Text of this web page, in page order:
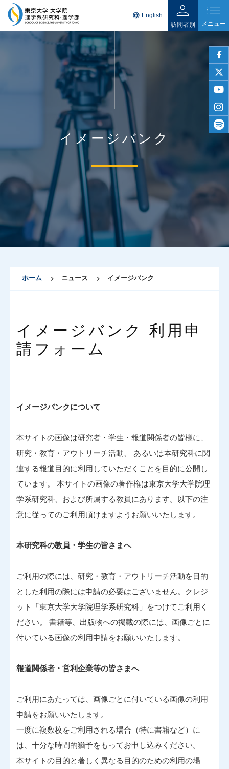
twitter
language English person
訪問者別
list
メニュー
イメージバンク
ホーム ニュース イメージバンク
イメージバンク 利用申
請フォーム
イメージバンクについて
本サイトの画像は研究者・学生・報道関係者の皆様に、
研究・教育・アウトリーチ活動、 あるいは本研究科に関
連する報道目的に利用していただくことを目的に公開し
ています。 本サイトの画像の著作権は東京大学大学院理
学系研究科、および所属する教員にあります。以下の注
意に従ってのご利用頂けますようお願いいたします。
本研究科の教員・学生の皆さまへ
ご利用の際には、研究・教育・アウトリーチ活動を目的
とした利用の際には申請の必要はございません。クレジ
ット「東京大学大学院理学系研究科」をつけてご利用く
ださい。 書籍等、出版物への掲載の際には、画像ごとに
付いている画像の利用申請をお願いいたします。
報道関係者・営利企業等の皆さまへ
ご利用にあたっては、画像ごとに付いている画像の利用
申請をお願いいたします。
一度に複数枚をご利用される場合（特に書籍など）に
は、十分な時間的猶予をもってお申し込みください。
本サイトの目的と著しく異なる目的のための利用の場